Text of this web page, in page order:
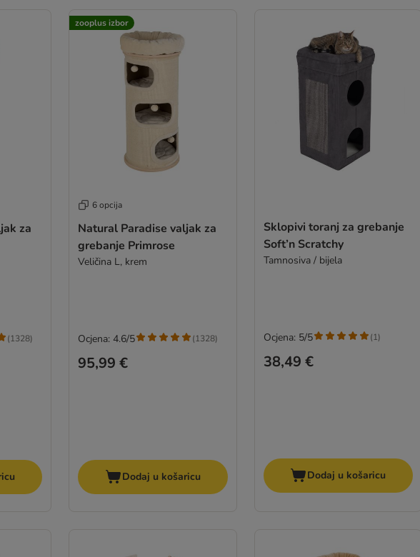
za
(1328)
zooplus izbor
6 opcija
Natural Paradise valjak za
grebanje Primrose
Veličina L, krem
95,99 €
Ocjena: 4.6/5 (1328)
Dodaj u košaricu
Sklopivi toranj za grebanje
Soft’n Scratchy
Tamnosiva / bijela
38,49 €
Ocjena: 5/5 (1)
Dodaj u košaricu